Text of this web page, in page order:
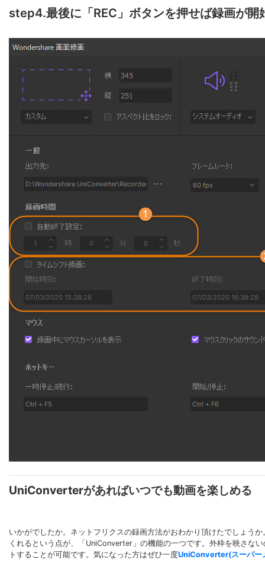
step4.最後に「REC」ボタンを押せば録画が開
UniConverterがあればいつでも動画を楽しめる
いかがでしたか。ネットフリクスの録画方法がおわかり頂けたでしょう
くれるという点が、「UniConverter」の機能の一つです。外枠を映さな
トすることが可能です。気になった方はぜひ一度UniConverter(スーパー